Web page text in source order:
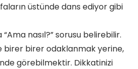
üstünde dans ediyor gibi
“Ama nasıl?” sorusu belirebilir.
birer birer odaklanmak yerine,
görebilmektir. Dikkatinizi